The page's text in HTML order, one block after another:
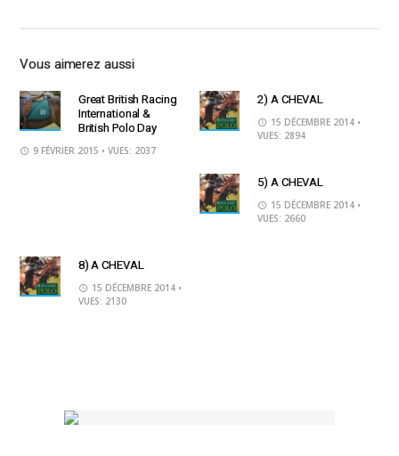
Vous aimerez aussi
Great British Racing
International &
British Polo Day
9 FÉVRIER 2015 • VUES: 2037
2) A CHEVAL
15 DÉCEMBRE 2014 •
VUES: 2894
5) A CHEVAL
15 DÉCEMBRE 2014 •
VUES: 2660
8) A CHEVAL
15 DÉCEMBRE 2014 •
VUES: 2130